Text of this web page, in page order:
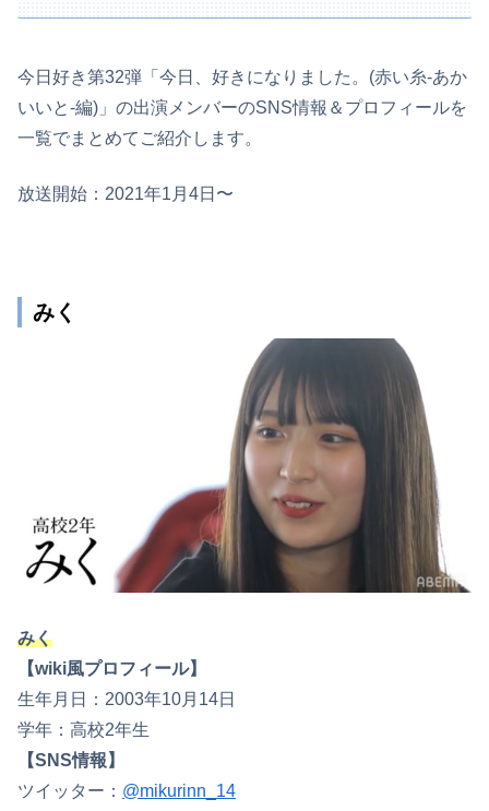
今日好き第32弾「今日、好きになりました。(赤い糸-あか
いいと-編)」の出演メンバーのSNS情報＆プロフィールを
一覧でまとめてご紹介します。
放送開始：2021年1月4日〜
みく
みく
【wiki風プロフィール】
生年月日：2003年10月14日
学年：高校2年生
【SNS情報】
ツイッター： @mikurinn_14